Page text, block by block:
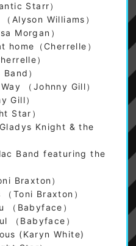
Starr）
Alyson Williams）
Morgan）
home（Cherrelle）
）
）
（Johnny Gill）
Gill）
Star）
Knight & the
Band featuring the
Braxton）
Toni Braxton）
（Babyface）
（Babyface）
(Karyn White)